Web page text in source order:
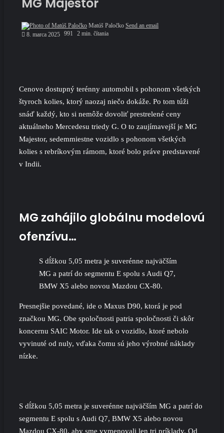
Matúš Paločko Send an email
8. marca 2025 991 2 min. čítania
Cenovo dostupný terénny automobil s pohonom všetkých
štyroch kolies, ktorý naozaj niečo dokáže. Po tom túži
snáď každý, kto si nemôže dovoliť prestrelené ceny
aktuálneho Mercedesu triedy G. O to zaujímavejší je MG
Majestor, sedemmiestne vozidlo s pohonom všetkých
kolies s rebríkovým rámom, ktoré bolo práve predstavené
v Indii.
MG zahájilo globálnu modelovú
ofenzívu…
S dĺžkou 5,05 metra je suverénne najväčším
MG a patrí do segmentu E spolu s Audi Q7,
BMW X5 alebo novou Mazdou CX-80.
Presnejšie povedané, ide o Maxus D90, ktorá je pod
značkou MG. Obe spoločnosti patria spoločnosti či skôr
koncernu SAIC Motor. Ide tak o vozidlo, ktoré nebolo
vyvinuté od nuly, vďaka čomu sú jeho výrobné náklady
nízke.
S dĺžkou 5,05 metra je suverénne najväčším MG a patrí do
segmentu E spolu s Audi Q7, BMW X5 alebo novou
Mazdou CX-80, aby sme vymenovali len tri príklady. Od